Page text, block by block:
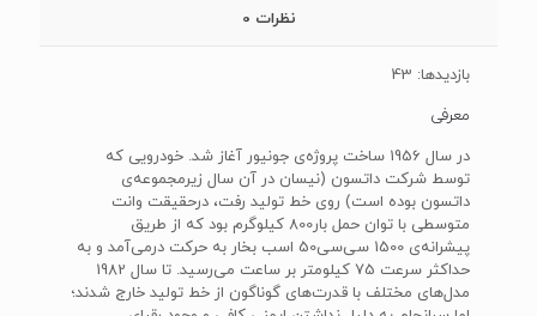
نظرات 0
بازدیدها: 43
معرفی
در سال 1956 ساخت پروژه‌ی جونیور آغاز شد. خودرویی که
توسط شرکت داتسون (نیسان در آن سال زیرمجموعه‌ی
داتسون بوده است) روی خط تولید رفت، درحقیقت وانت
متوسطی با توان حمل بار800 کیلوگرم بود که از طریق
پیشرانه‌ی 1500 سی‌سی50 اسب بخار به حرکت درمی‌آمد و به
حداکثر سرعت 75 کیلومتر بر ساعت می‌رسید. تا سال 1982
مدل‌های مختلف با قدرت‌های گوناگون از خط تولید خارج شدند؛